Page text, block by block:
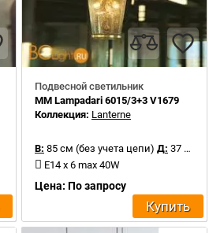
Подвесной светильник
MM Lampadari 6015/3+3 V1679
Коллекция: Lanterne
В: 85 см (без учета цепи) Д: 37 см
E14 x 6 max 40W
Цена: По запросу
Купить